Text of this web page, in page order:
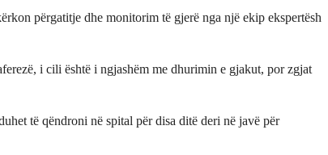
përgatitje dhe monitorim të gjerë nga një ekip ekspertësh
i cili është i ngjashëm me dhurimin e gjakut, por zgjat
të qëndroni në spital për disa ditë deri në javë për